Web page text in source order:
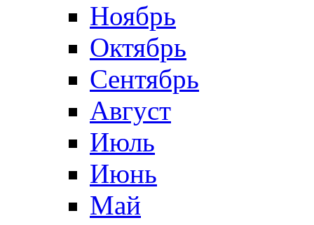
Ноябрь
Октябрь
Сентябрь
Август
Июль
Июнь
Май